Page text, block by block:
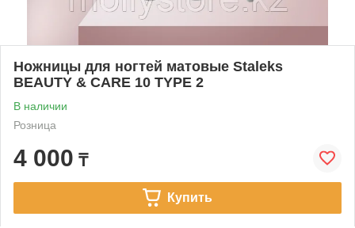
Ножницы для ногтей матовые Staleks
BEAUTY & CARE 10 TYPE 2
В наличии
Розница
4 000 ₸
Купить